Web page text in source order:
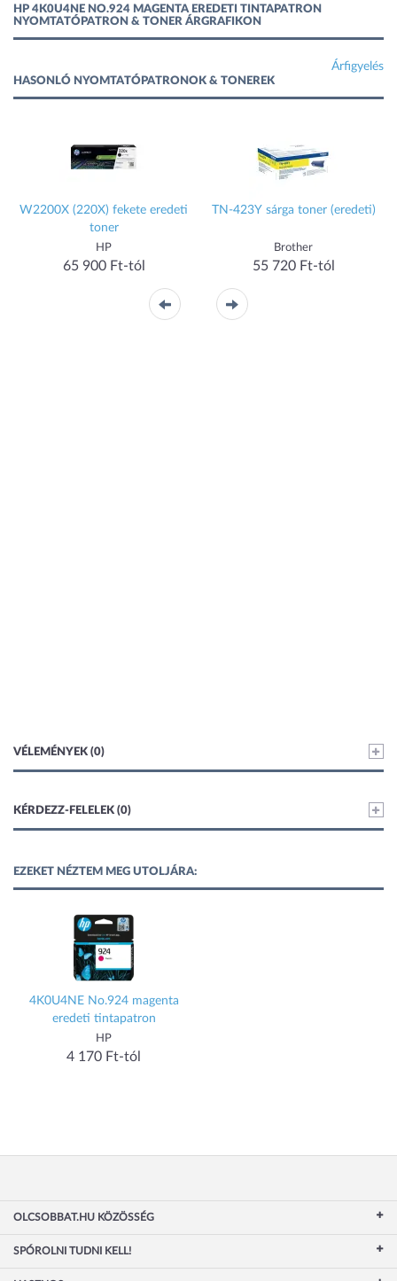
HP 4K0U4NE NO.924 MAGENTA EREDETI TINTAPATRON
NYOMTATÓPATRON & TONER ÁRGRAFIKON
Árfigyelés
HASONLÓ NYOMTATÓPATRONOK & TONEREK
W2200X (220X) fekete eredeti
toner
HP
65 900 Ft-tól
TN-423Y sárga toner (eredeti)
Brother
55 720 Ft-tól
VÉLEMÉNYEK (0)
KÉRDEZZ-FELELEK (0)
EZEKET NÉZTEM MEG UTOLJÁRA:
4K0U4NE No.924 magenta
eredeti tintapatron
HP
4 170 Ft-tól
OLCSOBBAT.HU KÖZÖSSÉG
SPÓROLNI TUDNI KELL!